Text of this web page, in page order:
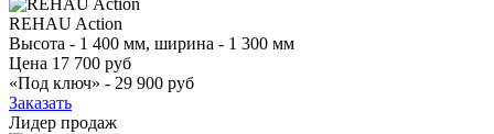
REHAU Action
Высота - 1 400 мм, ширина - 1 300 мм
Цена 17 700 руб
«Под ключ» - 29 900 руб
Заказать
Лидер продаж